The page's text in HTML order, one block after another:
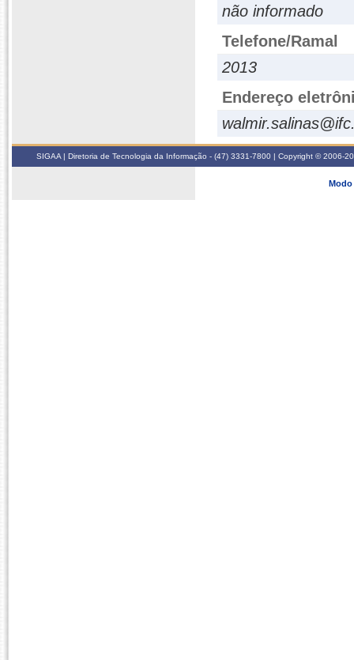
não informado
Telefone/Ramal
2013
Endereço
SIGAA | Diretoria de Tecnologia da Informação - (47) 3331-7800 | Copyright © 2006-
Modo